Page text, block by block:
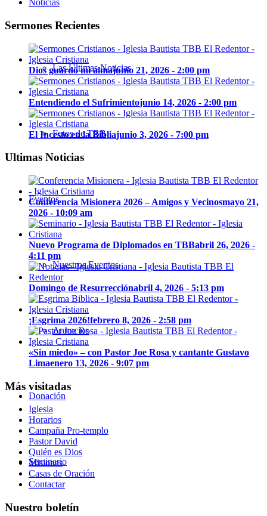
Noticias
Las Últimas Noticias
Fotos de TBB
Eventos
Nuestros Eventos
Anuncios
Donación
Seminario
Sermones Recientes
Dios guardó mi almajunio 21, 2026 - 2:00 pm
Entendiendo el Sufrimientojunio 14, 2026 - 2:00 pm
El Incesto en la Bibliajunio 3, 2026 - 7:00 pm
Ultimas Noticias
Conferencia Misionera 2026 – Amigos y Vecinosmayo 21,
2026 - 10:09 am
Nuevo Programa de Diplomados en TBBabril 26, 2026 -
4:11 pm
Domingo de Resurrecciónabril 4, 2026 - 5:13 pm
¡Esgrima 2026!febrero 8, 2026 - 2:58 pm
«Sin miedo» – con Pastor Joe Rosa y cantante Gustavo
Limaenero 13, 2026 - 9:07 pm
Más visitadas
Iglesia
Horarios
Campaña Pro-templo
Pastor David
Quién es Dios
Misiones
Casas de Oración
Contactar
Nuestro boletín